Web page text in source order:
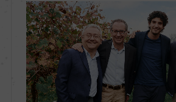
地区名
レッジアーノ
村名